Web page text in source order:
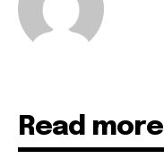
Read more